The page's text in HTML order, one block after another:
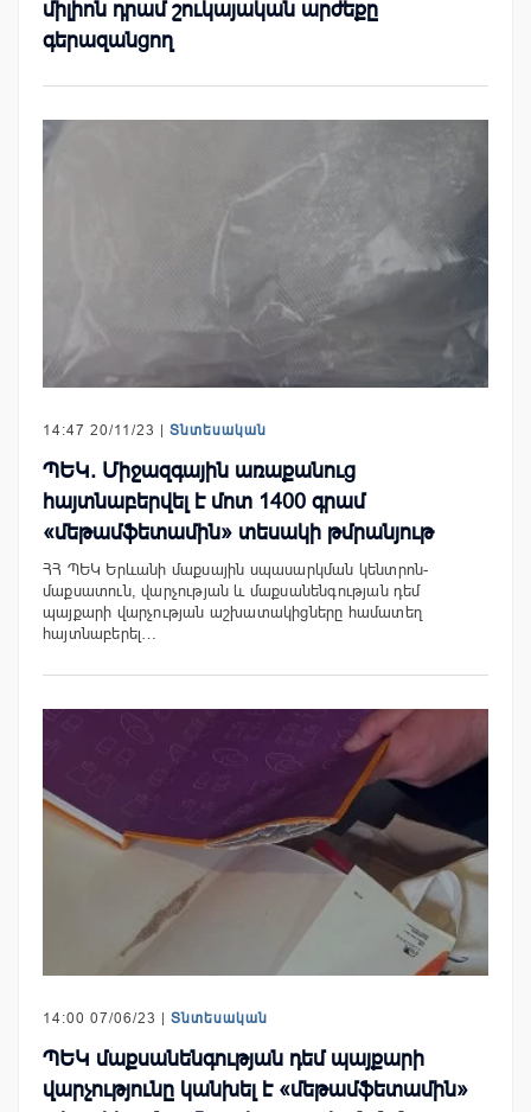
միլիոն դրամ շուկայական արժեքը
գերազանցող
14:47 20/11/23 | Տնտեսական
ՊԵԿ. Միջազգային առաքանուց
հայտնաբերվել է մոտ 1400 գրամ
«մեթամֆետամին» տեսակի թմրանյութ
ՀՀ ՊԵԿ Երևանի մաքսային սպասարկման կենտրոն-
մաքսատուն, վարչության և մաքսանենգության դեմ
պայքարի վարչության աշխատակիցները համատեղ
հայտնաբերել…
14:00 07/06/23 | Տնտեսական
ՊԵԿ մաքսանենգության դեմ պայքարի
վարչությունը կանխել է «մեթամֆետամին»